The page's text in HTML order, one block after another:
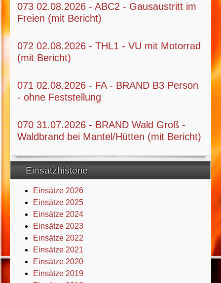
073 02.08.2026 - ABC2 - Gausaustritt im
Freien (mit Bericht)
072 02.08.2026 - THL1 - VU mit Motorrad
(mit Bericht)
071 02.08.2026 - FA - BRAND B3 Person
- ohne Feststellung
070 31.07.2026 - BRAND Wald Groß -
Waldbrand bei Mantel/Hütten (mit Bericht)
Einsatzhistorie
Einsätze 2026
Einsätze 2025
Einsätze 2024
Einsätze 2023
Einsätze 2022
Einsätze 2021
Einsätze 2020
Einsätze 2019